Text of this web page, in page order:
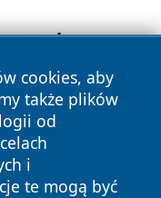
cookies, aby
także plików
od
i
te mogą być